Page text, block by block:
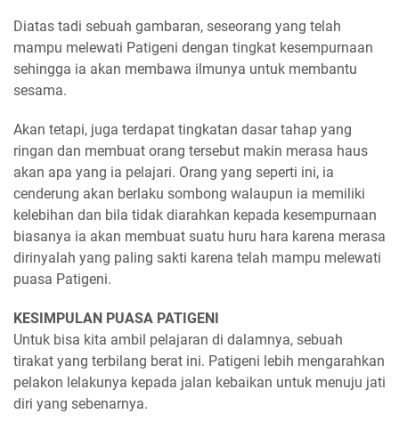
Diatas tadi sebuah gambaran, seseorang yang telah
mampu melewati Patigeni dengan tingkat kesempurnaan
sehingga ia akan membawa ilmunya untuk membantu
sesama.
Akan tetapi, juga terdapat tingkatan dasar tahap yang
ringan dan membuat orang tersebut makin merasa haus
akan apa yang ia pelajari. Orang yang seperti ini, ia
cenderung akan berlaku sombong walaupun ia memiliki
kelebihan dan bila tidak diarahkan kepada kesempurnaan
biasanya ia akan membuat suatu huru hara karena merasa
dirinyalah yang paling sakti karena telah mampu melewati
puasa Patigeni.
KESIMPULAN PUASA PATIGENI
Untuk bisa kita ambil pelajaran di dalamnya, sebuah
tirakat yang terbilang berat ini. Patigeni lebih mengarahkan
pelakon lelakunya kepada jalan kebaikan untuk menuju jati
diri yang sebenarnya.